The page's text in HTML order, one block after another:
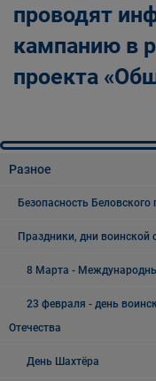
проводят
кампанию в
проекта
Разное
Безопасность Беловского
Праздники, дни
8 Марта -
23 февраля - день
Отечества
День Шахтёра